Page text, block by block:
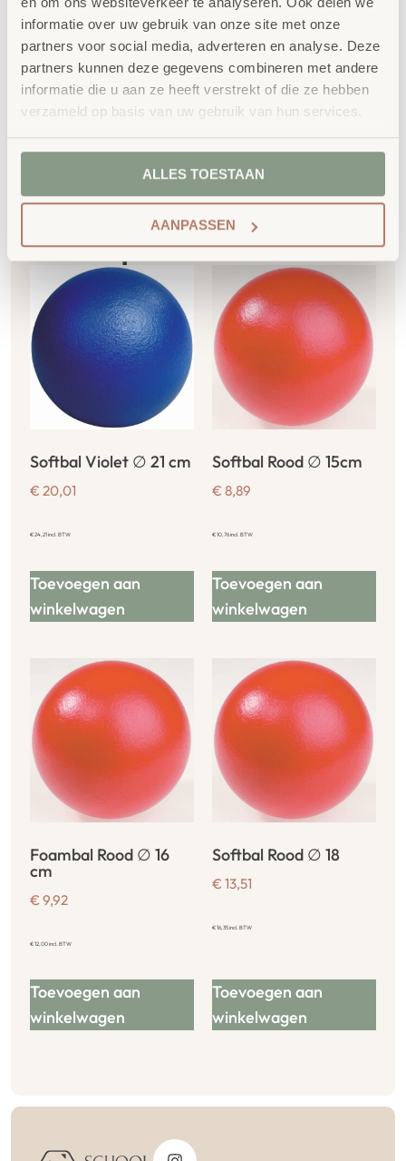
informatie over uw gebruik van onze site met onze
partners voor social media, adverteren en analyse. Deze
partners kunnen deze gegevens combineren met andere
informatie die u aan ze heeft verstrekt of die ze hebben
verzameld op basis van uw gebruik van hun services.
ALLES TOESTAAN
AANPASSEN
SKU 85752
Gerelateerde
producten
Softbal Violet ∅ 21 cm
€ 20,01
€24,21incl. BTW
Toevoegen aan
winkelwagen
Softbal Rood ∅ 15cm
€ 8,89
€10,76incl. BTW
Toevoegen aan
winkelwagen
Foambal Rood ∅ 16
cm
€ 9,92
€12,00incl. BTW
Toevoegen aan
winkelwagen
Softbal Rood ∅ 18
€ 13,51
€16,35incl. BTW
Toevoegen aan
winkelwagen